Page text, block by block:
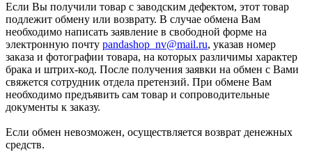
Если Вы получили товар с заводским дефектом, этот товар
подлежит обмену или возврату. В случае обмена Вам
необходимо написать заявление в свободной форме на
электронную почту pandashop_nv@mail.ru, указав номер
заказа и фотографии товара, на которых различимы характер
брака и штрих-код. После получения заявки на обмен с Вами
свяжется сотрудник отдела претензий. При обмене Вам
необходимо предъявить сам товар и сопроводительные
документы к заказу.
Если обмен невозможен, осуществляется возврат денежных
средств.